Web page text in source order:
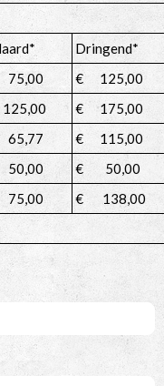
Dringend*
€ 125,00
€ 175,00
€ 115,00
€ 50,00
€ 138,00